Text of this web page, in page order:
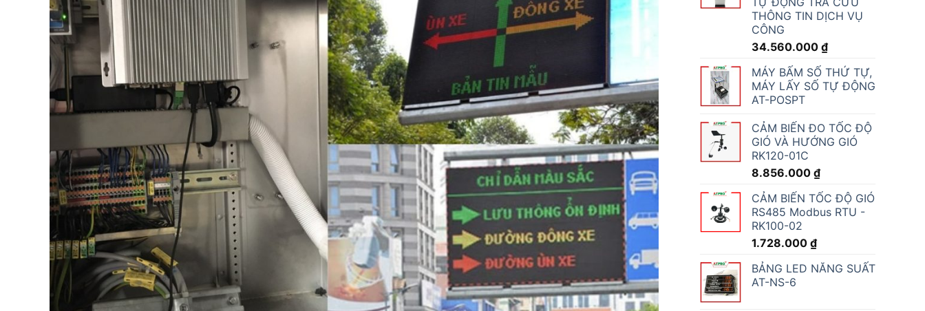
THÔNG TIN DỊCH VỤ
CÔNG
34.560.000 ₫
MÁY BẤM SỐ THỨ TỰ,
MÁY LẤY SỐ TỰ ĐỘNG
AT-POSPT
CẢM BIẾN ĐO TỐC ĐỘ
GIÓ VÀ HƯỚNG GIÓ
RK120-01C
8.856.000 ₫
CẢM BIẾN TỐC ĐỘ GIÓ
RS485 Modbus RTU -
RK100-02
1.728.000 ₫
BẢNG LED NĂNG SUẤT
AT-NS-6